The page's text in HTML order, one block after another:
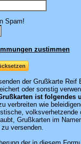
Spam!
zustimmen
der Grußkarte Reif
oder sonstig
ist folgendes
verbreiten wie
volksverhetzende
Grußkarten im
versenden.